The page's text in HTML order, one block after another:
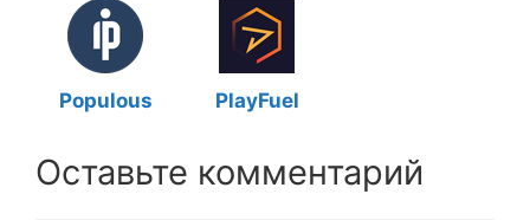
Populous PlayFuel
Оставьте комментарий